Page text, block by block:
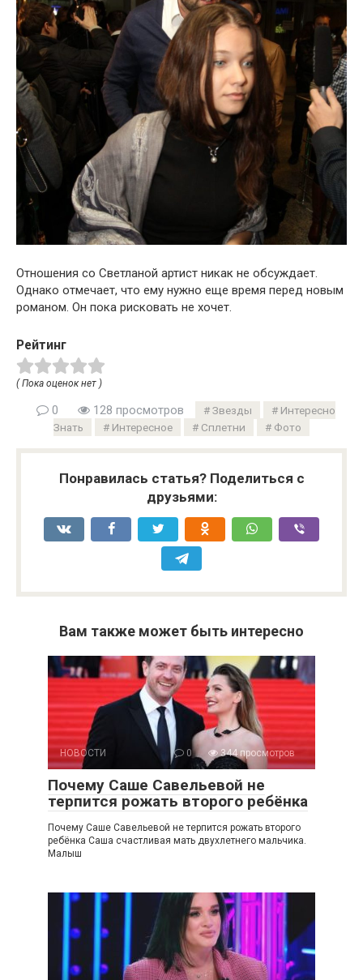
Отношения со Светланой артист никак не обсуждает.
Однако отмечает, что ему нужно еще время перед новым
романом. Он пока рисковать не хочет.
Рейтинг
( Пока оценок нет )
0 128 просмотров Звезды
Интересно
Знать
Интересное Сплетни Фото
Понравилась статья? Поделиться с
друзьями:
Вам также может быть интересно
НОВОСТИ 0 344 просмотров
Почему Саше Савельевой не
терпится рожать второго ребёнка
Почему Саше Савельевой не терпится рожать второго
ребёнка Саша счастливая мать двухлетнего мальчика.
Малыш